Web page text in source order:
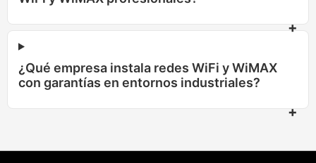
¿Qué empresa instala redes WiFi y WiMAX
con garantías en entornos industriales?